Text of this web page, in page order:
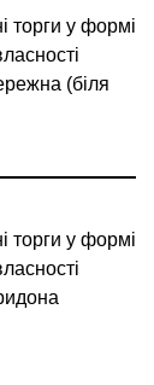
торги у формі
(біля
торги у формі